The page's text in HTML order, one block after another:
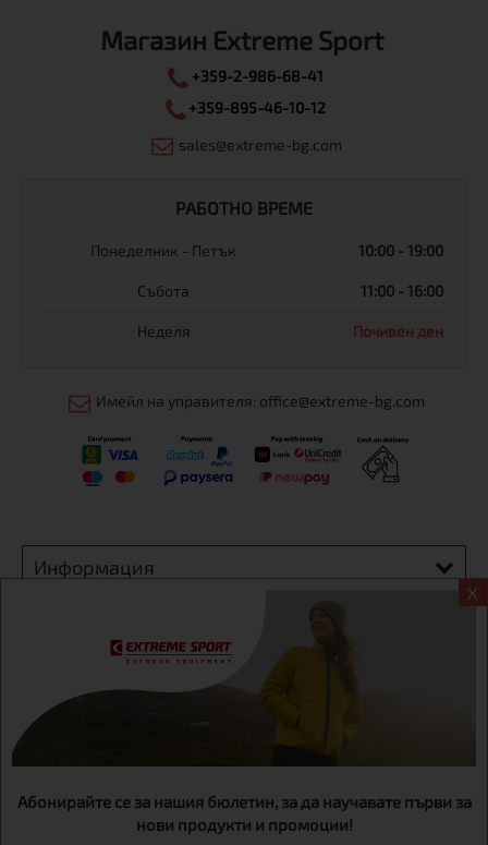
X
Абонирайте се за нашия бюлетин, за да научавате първи за
нови продукти и промоции!
Магазин Extreme Sport
+359-2-986-68-41
+359-895-46-10-12
sales@extreme-bg.com
РАБОТНО ВРЕМЕ
Понеделник - Петък 10:00 - 19:00
Събота 11:00 - 16:00
Неделя Почивен ден
Имейл на управителя: office@extreme-bg.com
Информация
гр. София, Овча купел, ул.692, №12, офис 1, магазини
гр.София,бул. Дондуков 42, тел.:+359 895461012